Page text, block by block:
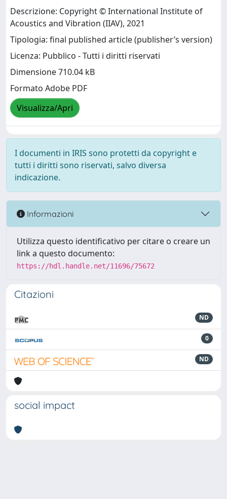
Descrizione: Copyright © International Institute of
Acoustics and Vibration (IIAV), 2021
Tipologia: final published article (publisher’s version)
Licenza: Pubblico - Tutti i diritti riservati
Dimensione 710.04 kB
Formato Adobe PDF
Visualizza/Apri
I documenti in IRIS sono protetti da copyright e
tutti i diritti sono riservati, salvo diversa
indicazione.
Informazioni
Utilizza questo identificativo per citare o creare un
link a questo documento:
https://hdl.handle.net/11696/75672
Citazioni
ND
0
ND
social impact